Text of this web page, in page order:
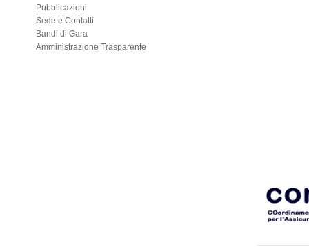
Pubblicazioni
Sede e Contatti
Bandi di Gara
Amministrazione Trasparente